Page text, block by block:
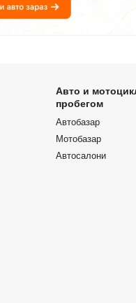
Авто и
пробегом
Автобазар
Мотобазар
Автосалони